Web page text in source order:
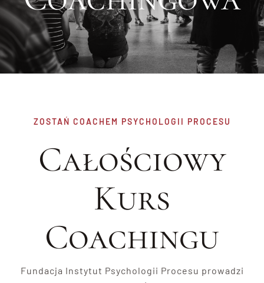
Blog
Kontakt
ZOSTAŃ COACHEM PSYCHOLOGII PROCESU
Całościowy
Kurs
Coachingu
Fundacja Instytut Psychologii Procesu prowadzi